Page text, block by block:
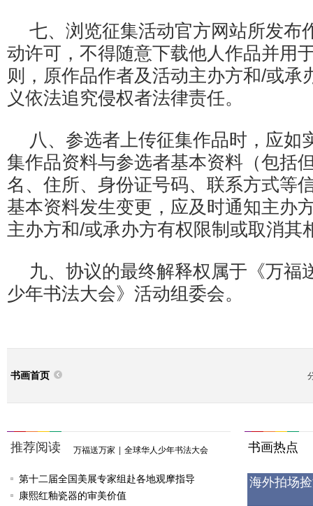
七、浏览征集活动官方网站所发布
动许可，不得随意下载他人作品并用
则，原作品作者及活动主办方和/或承
义依法追究侵权者法律责任。
八、参选者上传征集作品时，应如
集作品资料与参选者基本资料（包括
名、住所、身份证号码、联系方式等
基本资料发生变更，应及时通知主办
主办方和/或承办方有权限制或取消其
九、协议的最终解释权属于《万
少年书法大会》活动组委会。
书画首页
推荐阅读 万福送万家 全球华人少年书法大会
第十二届全国美展专家组赴各地观摩指导
康熙红釉瓷器的审美价值
书画热点
海外拍场